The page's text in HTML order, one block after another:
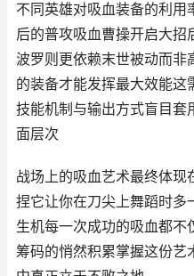
不同英雄对吸血装备的利
后的普攻吸血曹操开启大
波罗则更依赖末世被动而非
的装备才能发挥最大效能这
技能机制与输出方式盲目套
面层次
战场上的吸血艺术最终体
捏它让你在刀尖上舞蹈时多
生机每一次成功的吸血都不
筹码的悄然积累掌握这份艺